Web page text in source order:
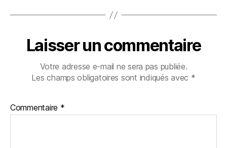
Laisser un commentaire
Votre adresse e-mail ne sera pas publiée.
Les champs obligatoires sont indiqués avec *
Commentaire *